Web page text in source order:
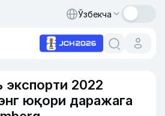
Ўзбекча
экспорти 2022
юқори даражага